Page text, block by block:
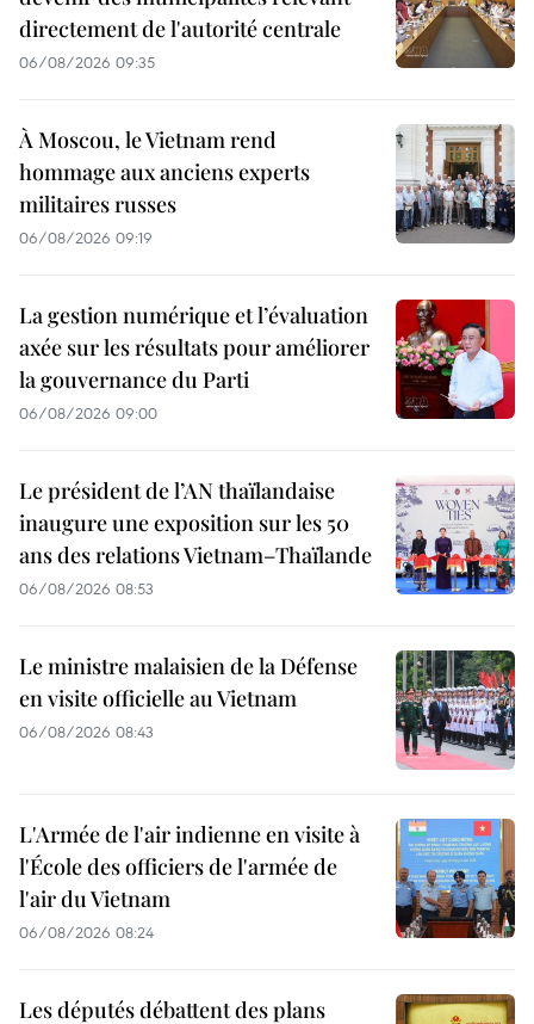
directement de l'autorité centrale
06/08/2026 09:35
À Moscou, le Vietnam rend
hommage aux anciens experts
militaires russes
06/08/2026 09:19
La gestion numérique et l’évaluation
axée sur les résultats pour améliorer
la gouvernance du Parti
06/08/2026 09:00
Le président de l’AN thaïlandaise
inaugure une exposition sur les 50
ans des relations Vietnam–Thaïlande
06/08/2026 08:53
Le ministre malaisien de la Défense
en visite officielle au Vietnam
06/08/2026 08:43
L'Armée de l'air indienne en visite à
l'École des officiers de l'armée de
l'air du Vietnam
06/08/2026 08:24
Les députés débattent des plans